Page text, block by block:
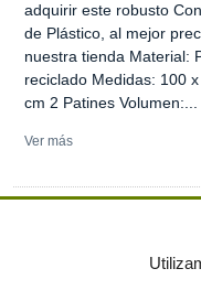
adquirir este robusto
de Plástico, al mejor
nuestra tienda Material:
reciclado Medidas: 100
cm 2 Patines Volumen:...
Ver más